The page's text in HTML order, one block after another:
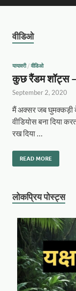
वीडिओ
यायावरी/ वीडिओ
कुछ रैंडम शॉट्स
September 2, 2020
मैं अक्सर जब घुमक्कड़ी
वीडियोस बना दिया
रख दिया …
READ MORE
लोकप्रिय पोस्ट्स